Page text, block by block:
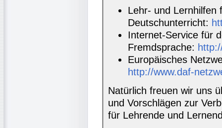
Lehr- und Lernhilfen
Deutschunterricht:
Internet-Service für
Fremdsprache:
Europäisches
http://www.daf-
Natürlich freuen wir uns
und Vorschlägen zur
für Lehrende und